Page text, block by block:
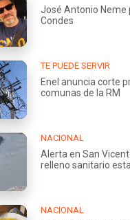
José Antonio Neme
Condes
TE PUEDE SERVIR
Enel anuncia corte
comunas de la RM
NACIONAL
Alerta en San
relleno sanitario
NACIONAL